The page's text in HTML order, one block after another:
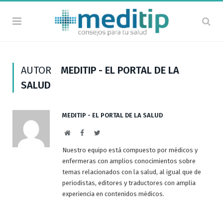
AUTOR
MEDITIP - EL PORTAL DE LA
SALUD
MEDITIP - EL PORTAL DE LA SALUD
SitioFacebookTwitter
Nuestro equipo está compuesto por médicos y
enfermeras con amplios conocimientos sobre
temas relacionados con la salud, al igual que de
periodistas, editores y traductores con amplia
experiencia en contenidos médicos.